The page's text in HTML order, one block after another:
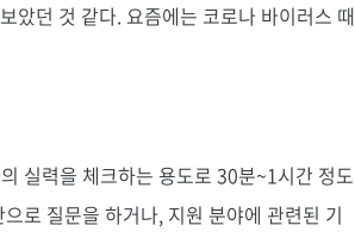
았던 것 같다. 요즘에는 코로나 바이러스 때
실력을 체크하는 용도로 30분~1시간 정도
로 질문을 하거나, 지원 분야에 관련된 기